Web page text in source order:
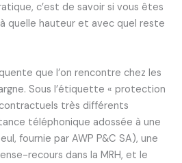
c’est de savoir si vous êtes
quelle hauteur et avec quel reste
que l’on rencontre chez les
Sous l’étiquette « protection
très différents
téléphonique adossée à une
fournie par AWP P&C SA), une
recours dans la MRH, et le